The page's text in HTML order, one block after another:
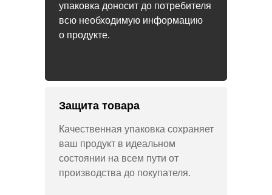
упаковка доносит до потребителя
всю необходимую информацию
о продукте.
Качественная упаковка сохраняет
ваш продукт в идеальном
состоянии на всем пути от
производства до покупателя.
Защита товара